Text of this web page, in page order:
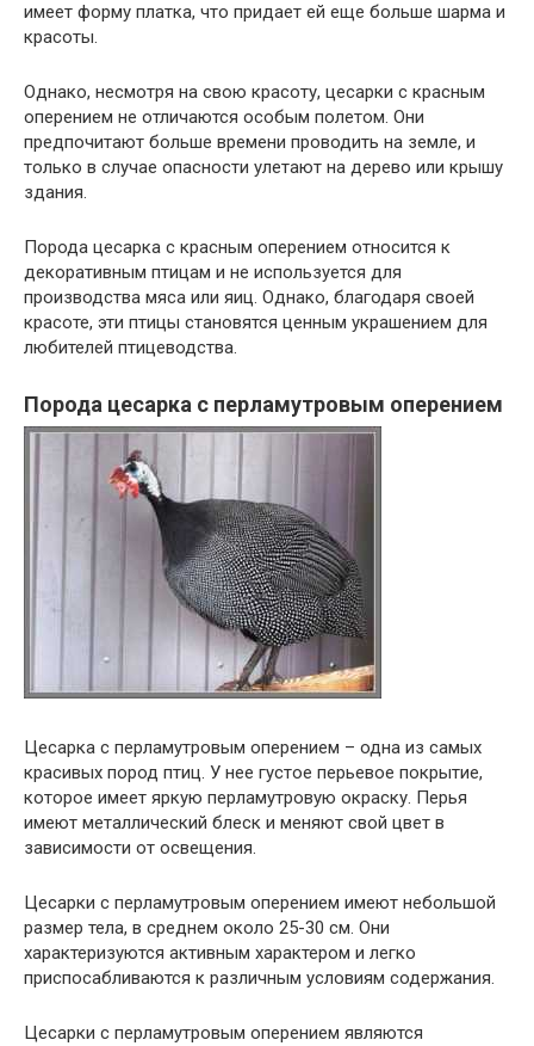
имеет форму платка, что придает ей еще больше шарма и
красоты.
Однако, несмотря на свою красоту, цесарки с красным
оперением не отличаются особым полетом. Они
предпочитают больше времени проводить на земле, и
только в случае опасности улетают на дерево или крышу
здания.
Порода цесарка с красным оперением относится к
декоративным птицам и не используется для
производства мяса или яиц. Однако, благодаря своей
красоте, эти птицы становятся ценным украшением для
любителей птицеводства.
Порода цесарка с перламутровым оперением
Цесарка с перламутровым оперением – одна из самых
красивых пород птиц. У нее густое перьевое покрытие,
которое имеет яркую перламутровую окраску. Перья
имеют металлический блеск и меняют свой цвет в
зависимости от освещения.
Цесарки с перламутровым оперением имеют небольшой
размер тела, в среднем около 25-30 см. Они
характеризуются активным характером и легко
приспосабливаются к различным условиям содержания.
Цесарки с перламутровым оперением являются